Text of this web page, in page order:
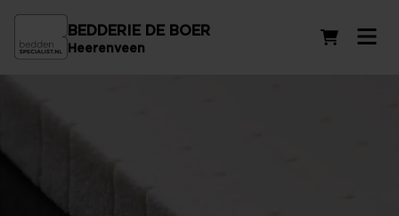
BEDDERIE DE BOER
Heerenveen